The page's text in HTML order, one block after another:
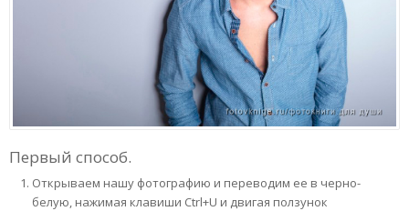
Первый способ.
Открываем нашу фотографию и переводим ее в черно-
белую, нажимая клавиши Ctrl+U и двигая ползунок